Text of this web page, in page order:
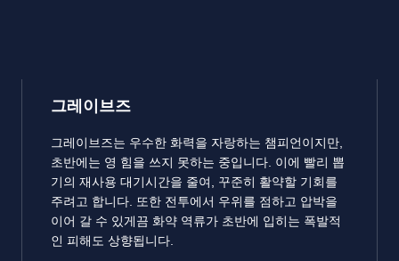
그레이브즈
그레이브즈는 우수한 화력을 자랑하는 챔피언이지만,
초반에는 영 힘을 쓰지 못하는 중입니다. 이에 빨리 뽑
기의 재사용 대기시간을 줄여, 꾸준히 활약할 기회를
주려고 합니다. 또한 전투에서 우위를 점하고 압박을
이어 갈 수 있게끔 화약 역류가 초반에 입히는 폭발적
인 피해도 상향됩니다.